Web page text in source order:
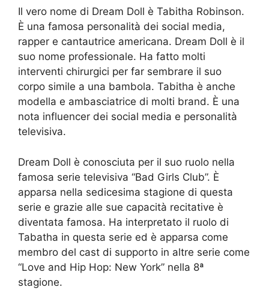
Il vero nome di Dream Doll è Tabitha Robinson.
È una famosa personalità dei social media,
rapper e cantautrice americana. Dream Doll è il
suo nome professionale. Ha fatto molti
interventi chirurgici per far sembrare il suo
corpo simile a una bambola. Tabitha è anche
modella e ambasciatrice di molti brand. È una
nota influencer dei social media e personalità
televisiva.
Dream Doll è conosciuta per il suo ruolo nella
famosa serie televisiva “Bad Girls Club”. È
apparsa nella sedicesima stagione di questa
serie e grazie alle sue capacità recitative è
diventata famosa. Ha interpretato il ruolo di
Tabatha in questa serie ed è apparsa come
membro del cast di supporto in altre serie come
“Love and Hip Hop: New York” nella 8ª
stagione.